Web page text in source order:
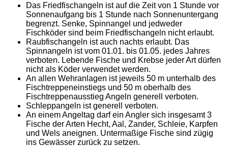
Das Friedfischangeln ist auf die Zeit von 1 Stunde vor
Sonnenaufgang bis 1 Stunde nach Sonnenuntergang
begrenzt. Senke, Spinnangel und jedweder
Fischköder sind beim Friedfischangeln nicht erlaubt.
Raubfischangeln ist auch nachts erlaubt. Das
Spinnangeln ist vom 01.01. bis 01.05. jedes Jahres
verboten. Lebende Fische und Krebse jeder Art dürfen
nicht als Köder verwendet werden.
An allen Wehranlagen ist jeweils 50 m unterhalb des
Fischtreppeneinstiegs und 50 m oberhalb des
Fischtreppenausstieg Angeln generell verboten.
Schleppangeln ist generell verboten.
An einem Angeltag darf ein Angler sich insgesamt 3
Fische der Arten Hecht, Aal, Zander, Schleie, Karpfen
und Wels aneignen. Untermaßige Fische sind zügig
ins Gewässer zurück zu setzen.